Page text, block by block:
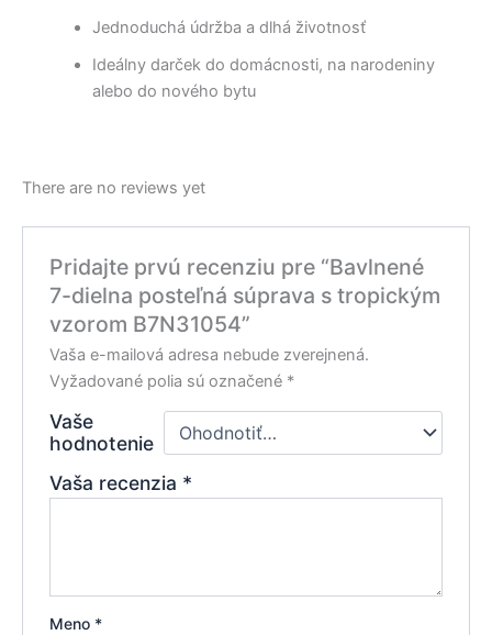
Jednoduchá údržba a dlhá životnosť
Ideálny darček do domácnosti, na narodeniny
alebo do nového bytu
There are no reviews yet
Pridajte prvú recenziu pre “Bavlnené
7-dielna posteľná súprava s tropickým
vzorom B7N31054”
Vaša e-mailová adresa nebude zverejnená.
Vyžadované polia sú označené *
Vaše
hodnotenie
Vaša recenzia *
Meno *